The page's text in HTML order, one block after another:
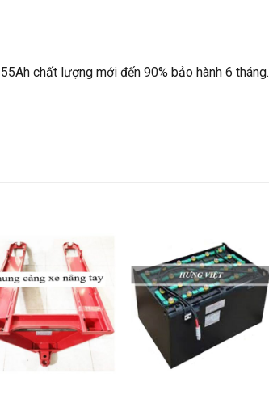
chất lượng mới đến 90% bảo hành 6 tháng.